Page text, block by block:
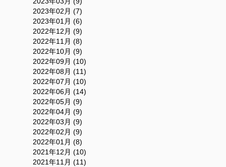
2023年02月 (7)
2023年01月 (6)
2022年12月 (9)
2022年11月 (8)
2022年10月 (9)
2022年09月 (10)
2022年08月 (11)
2022年07月 (10)
2022年06月 (14)
2022年05月 (9)
2022年04月 (9)
2022年03月 (9)
2022年02月 (9)
2022年01月 (8)
2021年12月 (10)
2021年11月 (11)